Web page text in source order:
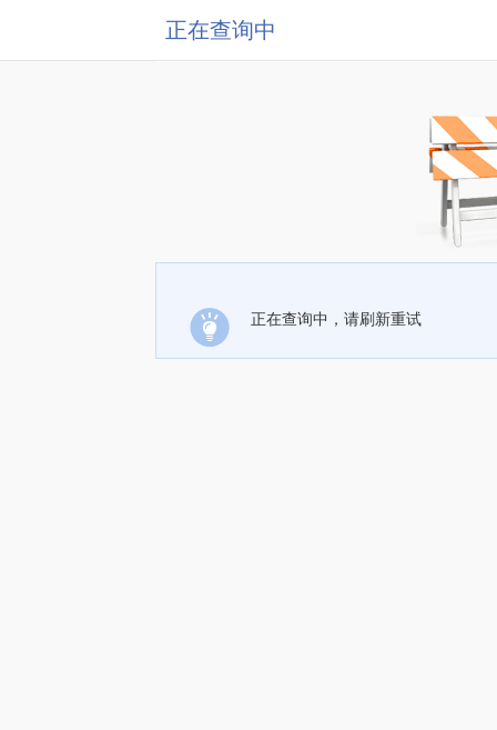
正在查询中
正在查询中，请刷新重试